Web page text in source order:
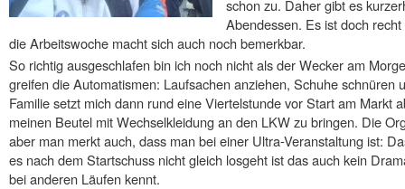
schon zu. Daher gibt es
Abendessen. Es ist doch
die Arbeitswoche macht sich auch noch bemerkbar.
So richtig ausgeschlafen bin ich noch nicht als der Wecker am
greifen die Automatismen: Laufsachen anziehen, Schuhe schnüren
Familie setzt mich dann rund eine Viertelstunde vor Start am Markt
meinen Beutel mit Wechselkleidung an den LKW zu bringen. Die
aber man merkt auch, dass man bei einer Ultra-Veranstaltung ist:
es nach dem Startschuss nicht gleich losgeht ist das auch kein
bei anderen Läufen kennt.